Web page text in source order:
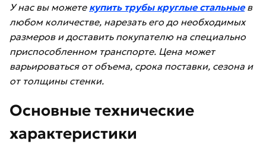
У нас вы можете купить трубы круглые стальныев
любом количестве, нарезать его до необходимых
размеров и доставить покупателю на специально
приспособленном транспорте. Цена может
варьироваться от объема, срока поставки, сезона и
от толщины стенки.
Основные технические
характеристики